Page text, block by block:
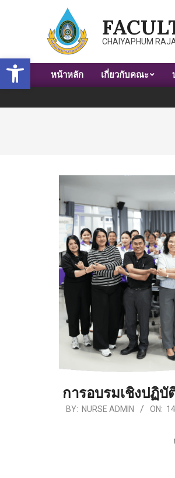
Open toolbar
CHAIYAPHUM
Primary
Menu
หน้าหลัก เกี่ยวกับคณะ
การอบรมเชิงปฏิบั
2025-
BY: NURSE ADMIN ON: